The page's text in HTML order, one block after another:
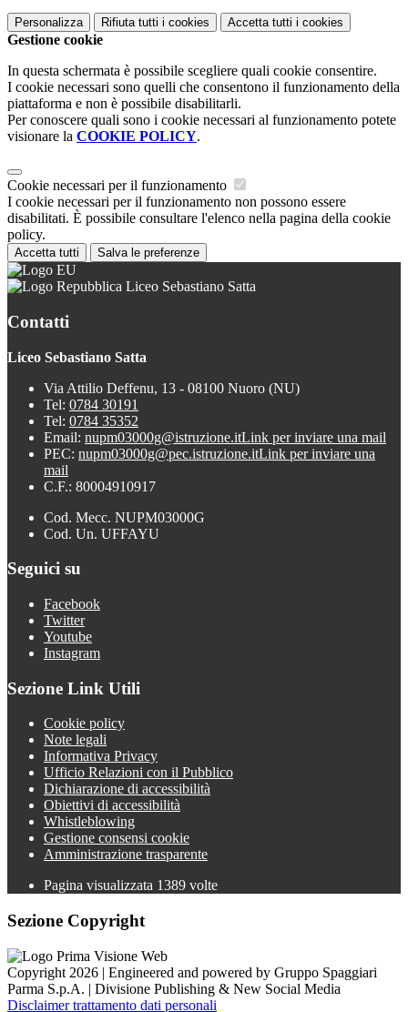
Personalizza Rifiuta tutti i cookies Accetta tutti i cookies
Gestione cookie
In questa schermata è possibile scegliere quali cookie consentire.
I cookie necessari sono quelli che consentono il funzionamento della
piattaforma e non è possibile disabilitarli.
Per conoscere quali sono i cookie necessari al funzionamento potete
visionare la COOKIE POLICY.
Cookie necessari per il funzionamento
I cookie necessari per il funzionamento non possono essere
disabilitati. È possibile consultare l'elenco nella pagina della cookie
policy.
Accetta tutti Salva le preferenze
Liceo Sebastiano Satta
Contatti
Liceo Sebastiano Satta
Via Attilio Deffenu, 13 - 08100 Nuoro (NU)
Tel: 0784 30191
Tel: 0784 35352
Email: nupm03000g@istruzione.itLink per inviare una mail
PEC: nupm03000g@pec.istruzione.itLink per inviare una
mail
C.F.: 80004910917
Cod. Mecc. NUPM03000G
Cod. Un. UFFAYU
Seguici su
Facebook
Twitter
Youtube
Instagram
Sezione Link Utili
Cookie policy
Note legali
Informativa Privacy
Ufficio Relazioni con il Pubblico
Dichiarazione di accessibilità
Obiettivi di accessibilità
Whistleblowing
Gestione consensi cookie
Amministrazione trasparente
Pagina visualizzata 1389 volte
Sezione Copyright
Copyright 2026 | Engineered and powered by Gruppo Spaggiari
Parma S.p.A. | Divisione Publishing & New Social Media
Disclaimer trattamento dati personali